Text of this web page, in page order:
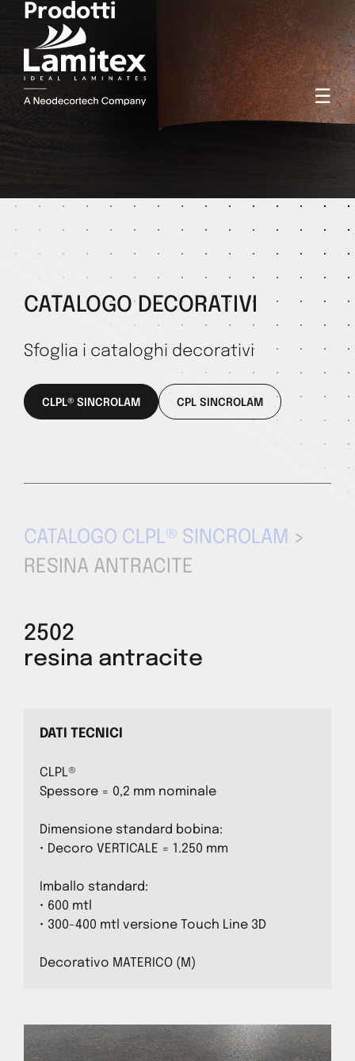
☰
Prodotti
CATALOGO DECORATIVI
Sfoglia i cataloghi decorativi
CLPL® SINCROLAM CPL SINCROLAM
CATALOGO CLPL® SINCROLAM >
RESINA ANTRACITE
2502
resina antracite
DATI TECNICI
CLPL®
Spessore = 0,2 mm nominale
Dimensione standard bobina:
• Decoro VERTICALE = 1.250 mm
Imballo standard:
• 600 mtl
• 300-400 mtl versione Touch Line 3D
Decorativo MATERICO (M)